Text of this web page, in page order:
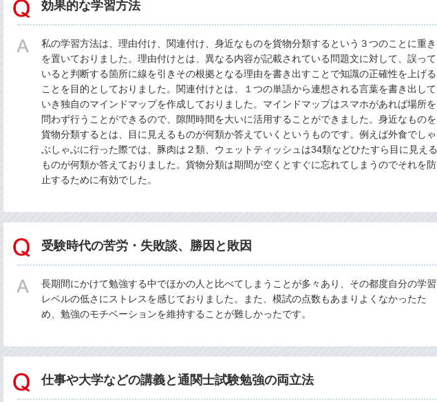
効果的な学習方法
私の学習方法は、理由付け、関連付け、身近なものを貨物分類するという３つのことに重き
を置いておりました。理由付けとは、異なる内容が記載されている問題文に対して、誤って
いると判断する箇所に線を引きその根拠となる理由を書き出すことで知識の正確性を上げる
ことを目的としておりました。関連付けとは、１つの単語から連想される言葉を書き出して
いき独自のマインドマップを作成しておりました。マインドマップはスマホがあれば場所を
問わず行うことができるので、隙間時間を大いに活用することができました。身近なものを
貨物分類するとは、目に見えるものが何類か答えていくというものです。例えば外食でしゃ
ぶしゃぶに行った際では、豚肉は２類、ウェットティッシュは34類などひたすら目に見える
ものが何類か答えておりました。貨物分類は期間が空くとすぐに忘れてしまうのでそれを防
止するために有効でした。
受験時代の苦労・失敗談、勝因と敗因
長期間にかけて勉強する中でほかの人と比べてしまうことが多々あり、その都度自分の学習
レベルの低さにストレスを感じておりました。また、模試の点数もあまりよくなかったた
め、勉強のモチベーションを維持することが難しかったです。
仕事や大学などの講義と通関士試験勉強の両立法